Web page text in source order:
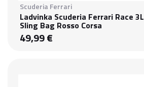
Scuderia Ferrari
Ladvinka Scuderia Ferrari Race 3L
Sling Bag Rosso Corsa
49,99 €